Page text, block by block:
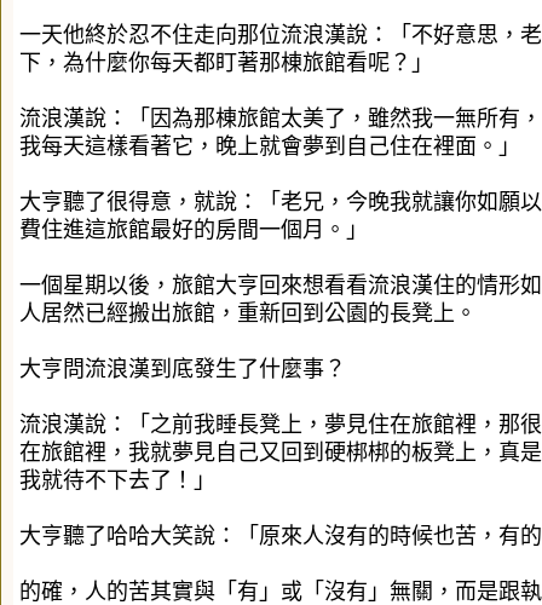
一天他終於忍不住走向那位流浪漢說：「不好意思，
下，為什麼你每天都盯著那棟旅館看呢？」
流浪漢說：「因為那棟旅館太美了，雖然我一無所有
我每天這樣看著它，晚上就會夢到自己住在裡面。」
大亨聽了很得意，就說：「老兄，今晚我就讓你如願
費住進這旅館最好的房間一個月。」
一個星期以後，旅館大亨回來想看看流浪漢住的情形
人居然已經搬出旅館，重新回到公園的長凳上。
大亨問流浪漢到底發生了什麼事？
流浪漢說：「之前我睡長凳上，夢見住在旅館裡，那
在旅館裡，我就夢見自己又回到硬梆梆的板凳上，真
我就待不下去了！」
大亨聽了哈哈大笑說：「原來人沒有的時候也苦，有
的確，人的苦其實與「有」或「沒有」無關，而是跟